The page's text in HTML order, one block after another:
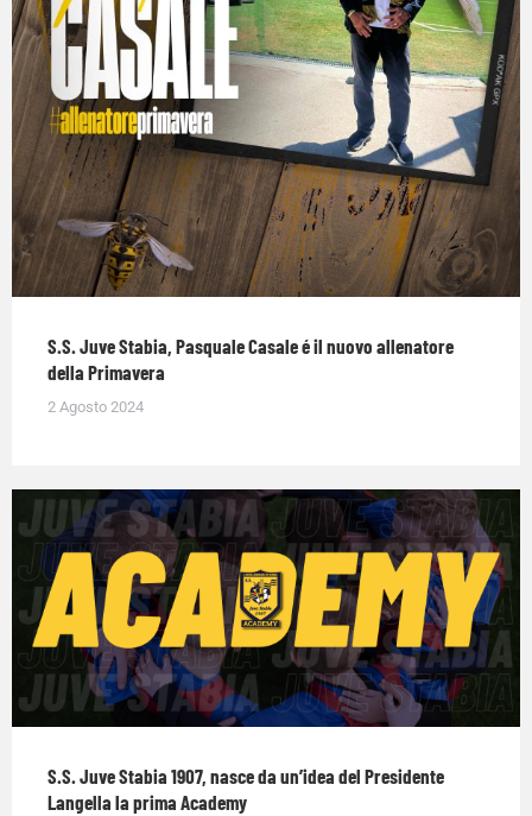
S.S. Juve Stabia, Pasquale Casale é il nuovo allenatore
della Primavera
2 Agosto 2024
S.S. Juve Stabia 1907, nasce da un’idea del Presidente
Langella la prima Academy